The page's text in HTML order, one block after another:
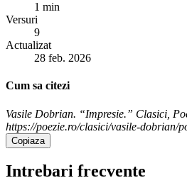
1 min
Versuri
9
Actualizat
28 feb. 2026
Cum sa citezi
Vasile Dobrian. “Impresie.” Clasici,
https://poezie.ro/clasici/vasile-dobrian/
Copiaza
Intrebari frecvente